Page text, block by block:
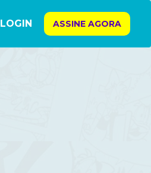
LOGIN ASSINE AGORA